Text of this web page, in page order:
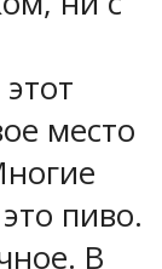
место
пиво.
В